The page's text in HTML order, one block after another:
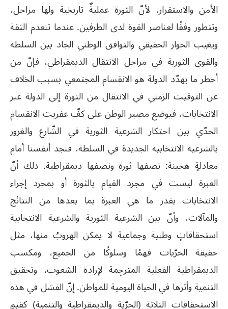
الأمن والاستقرار، لأنّ الثورة عمليةٌ تاريخية ولها مراحل،
وتتطور وفقًا لعناصر القوة لدى الطرفين. عندما تنعدم الثقة
ويغيب الحوار الحقيقي والتوافق الوطني الجاد بين السلطة
والقوى الثورية في مراحل الانتقال الديمقراطي، فإنّ من
أخطر ما يهدّد الدولة هو الانقسام المجتمعي بسبب الخلاف
عن التوقيت الزمني في الانتقال من الثورة إلى الدولة عبر
الانتخابات، فيوضع مصير الوطن على كفّ عفريت الانقسام
الحدّي بين احتكار الشرعية الثورية في الشّارع والغرور
بالشرعية الانتخابية الجديدة في السلطة، فنجد أنفسنا أمام
معادلةٍ هجينة: نصفها ثورة ونصفها ديمقراطية. ذلك أنّ
العبرة ليست في مجرد القيام بالثورة أو بمجرد إجراء
الانتخابات بقدر ما هي العبرة بما بعدها من النتائج
والمآلات، وأنّ بين الشرعية الثورية والشرعية الانتخابية
استحقاقاتٍ وطنية وجماعية لا يمكن الهروبُ منها، مثل
حقيقة الحرّيات فهمًا وسلوكًا من الجميع، ومكسب
الديمقراطية الفعلية المترجِمة لإرادة الشعوب، وتحقيق
التنمية وأثرها في الحياة اليومية للمواطن. إنّ الفشل في هذه
الاستحقاقات الثلاثة (الحرّية والديمقراطية والتنمية) كقيمٍ